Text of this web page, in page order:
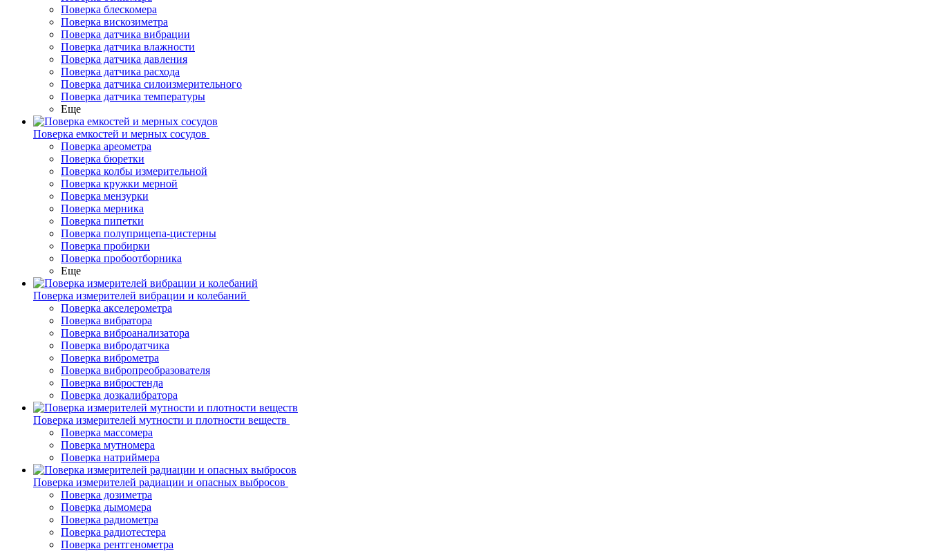
Поверка блескомера
Поверка вискозиметра
Поверка датчика вибрации
Поверка датчика влажности
Поверка датчика давления
Поверка датчика расхода
Поверка датчика силоизмерительного
Поверка датчика температуры
Еще
Поверка емкостей и мерных сосудов
Поверка ареометра
Поверка бюретки
Поверка колбы измерительной
Поверка кружки мерной
Поверка мензурки
Поверка мерника
Поверка пипетки
Поверка полуприцепа-цистерны
Поверка пробирки
Поверка пробоотборника
Еще
Поверка измерителей вибрации и колебаний
Поверка акселерометра
Поверка вибратора
Поверка виброанализатора
Поверка вибродатчика
Поверка виброметра
Поверка вибропреобразователя
Поверка вибростенда
Поверка дозкалибратора
Поверка измерителей мутности и плотности веществ
Поверка массомера
Поверка мутномера
Поверка натриймера
Поверка измерителей радиации и опасных выбросов
Поверка дозиметра
Поверка дымомера
Поверка радиометра
Поверка радиотестера
Поверка рентгенометра